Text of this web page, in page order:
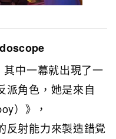
中一幕就出現了一
派角色，她是來自
）》，
反射能力來製造錯覺